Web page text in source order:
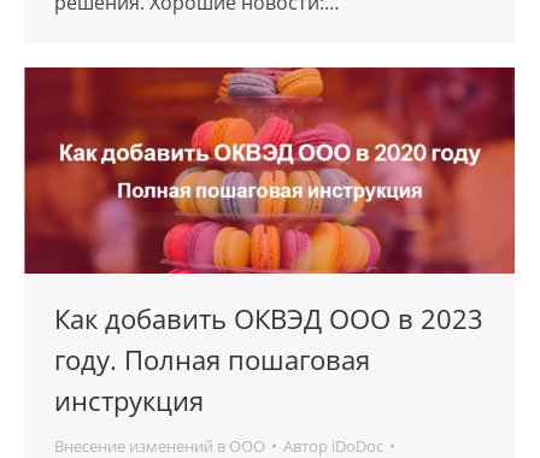
Как добавить ОКВЭД ООО в 2023
году. Полная пошаговая
инструкция
Внесение изменений в ООО Автор iDoDoc